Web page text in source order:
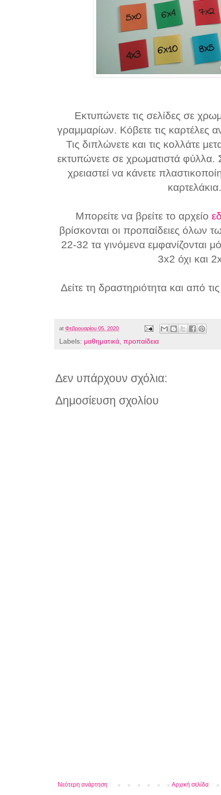
Εκτυπώνετε τις σελίδες σε
γραμμαρίων. Κόβετε τις καρτέλες
Τις διπλώνετε και τις κολλάτε
εκτυπώνετε σε χρωματιστά
χρειαστεί να κάνετε
Μπορείτε να βρείτε το αρχείο
βρίσκονται οι προπαίδειες όλων
22-32 τα γινόμενα εμφανίζονται
3x2 όχι και
Δείτε τη δραστηριότητα και από
at Φεβρουαρίου 05, 2020
Labels: μαθηματικά, προπαίδεια
Δεν υπάρχουν σχόλια:
Δημοσίευση σχολίου
Νεότερη ανάρτηση Αρχική σελίδα